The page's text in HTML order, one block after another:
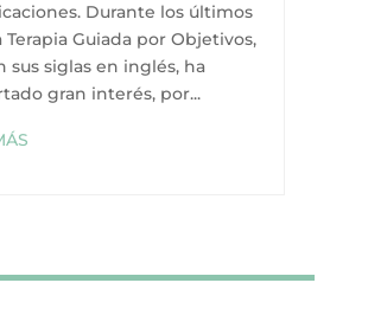
Durante los últimos
Terapia Guiada por Objetivos,
sus siglas en inglés, ha
gran interés, por...